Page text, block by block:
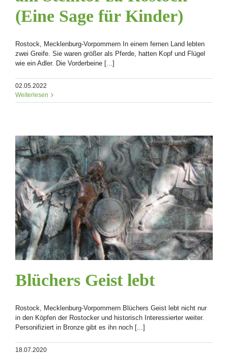
(Eine Sage für Kinder)
Rostock, Mecklenburg-Vorpommern In einem fernen Land lebten
zwei Greife. Sie waren größer als Pferde, hatten Kopf und Flügel
wie ein Adler. Die Vorderbeine [...]
02.05.2022
Weiterlesen
Blüchers Geist lebt
Rostock, Mecklenburg-Vorpommern Blüchers Geist lebt nicht nur
in den Köpfen der Rostocker und historisch Interessierter weiter.
Personifiziert in Bronze gibt es ihn noch [...]
18.07.2020